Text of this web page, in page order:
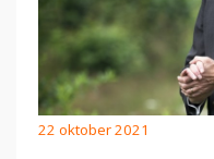
22 oktober 2021